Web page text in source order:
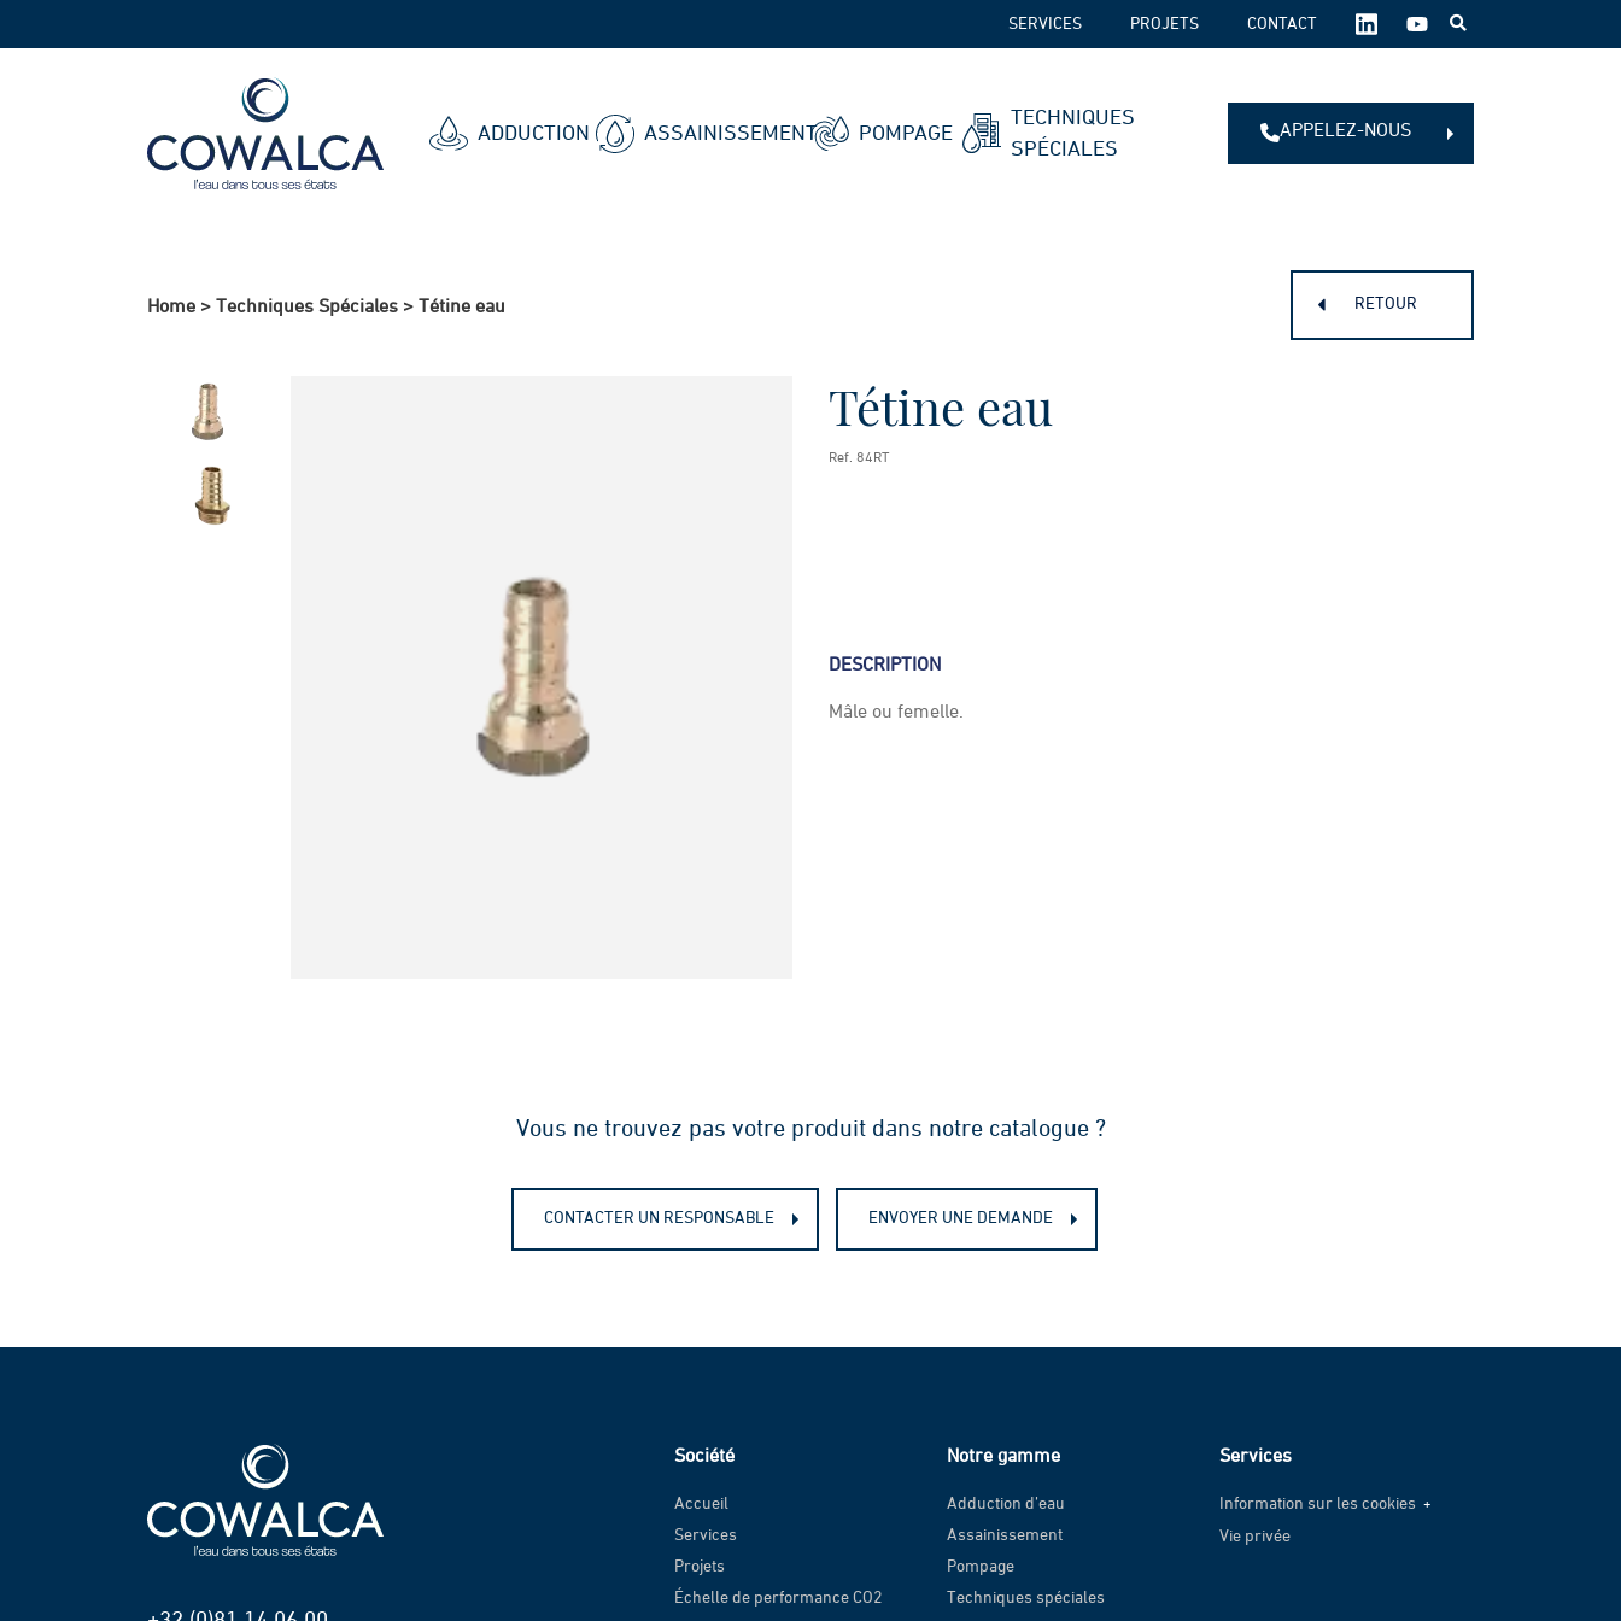
ADDUCTION ASSAINISSEMENT POMPAGE
TECHNIQUES
SPÉCIALES
SERVICES PROJETS CONTACT
SUIVEZ-
NOUS
APPELEZ-NOUS
Home > Techniques Spéciales > Tétine eau RETOUR
Tétine eau
Ref. 84RT
DESCRIPTION
Mâle ou femelle.
Vous ne trouvez pas votre produit dans notre catalogue ?
CONTACTER UN RESPONSABLE ENVOYER UNE DEMANDE
Société
Accueil
Services
Projets
Échelle de performance CO2
Notre gamme
Adduction d’eau
Assainissement
Pompage
Techniques spéciales
Services
Information sur les cookies
Information sur les cookies
Vie privée